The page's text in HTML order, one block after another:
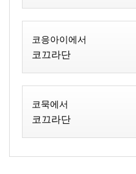
코응아이에서
코끄라단
코묵에서
코끄라단